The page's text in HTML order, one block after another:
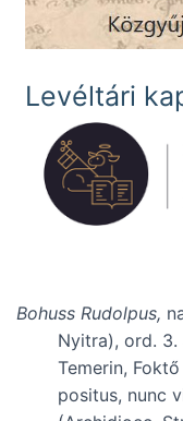
Levéltári
Bohuss Rudolpus,
Nyitra), ord. 3.
Temerin,
positus, nunc